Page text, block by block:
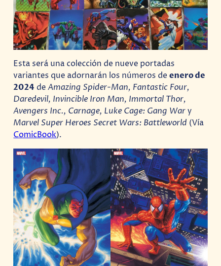
Esta será una colección de nueve portadas
variantes que adornarán los números deenero de
2024 deAmazing Spider-Man, Fantastic Four,
Daredevil, Invincible Iron Man, Immortal Thor,
Avengers Inc., Carnage, Luke Cage: Gang Wary
Marvel Super Heroes Secret Wars: Battleworld (Vía
ComicBook).